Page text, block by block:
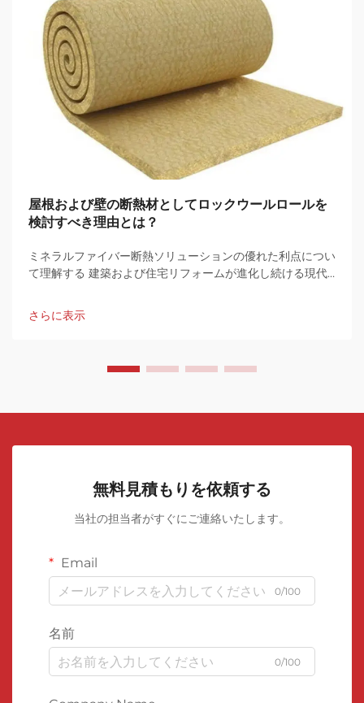
屋根および壁の断熱材としてロックウールロールを
検討すべき理由とは？
ミネラルファイバー断熱ソリューションの優れた利点につい
て理解する 建築および住宅リフォームが進化し続ける現代
適性、および建物の性能に大きな違いをもたらします。
さらに表示
無料見積もりを依頼する
当社の担当者がすぐにご連絡いたします。
Email
0/100
名前
0/100